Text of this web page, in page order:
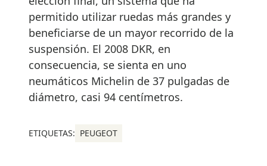
permitido utilizar ruedas más grandes y
beneficiarse de un mayor recorrido de la
suspensión. El 2008 DKR, en
consecuencia, se sienta en uno
neumáticos Michelin de 37 pulgadas de
diámetro, casi 94 centímetros.
ETIQUETAS: PEUGEOT